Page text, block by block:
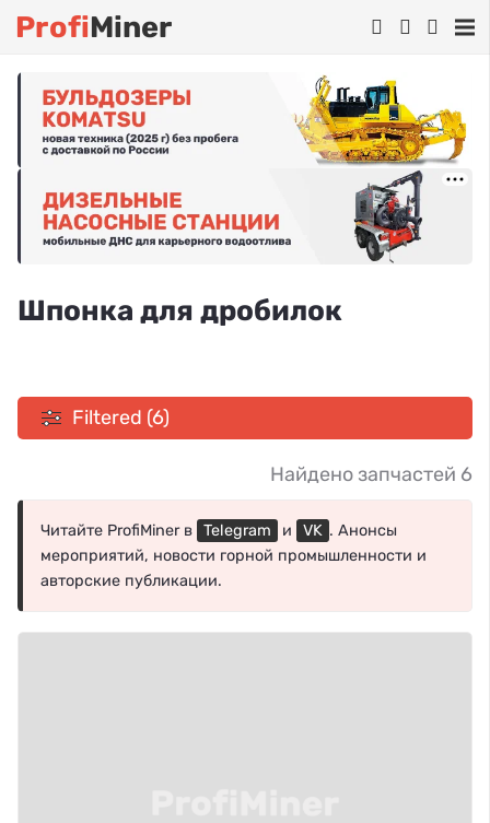
ProfiMiner
Шпонка для дробилок
Filtered (6)
Найдено запчастей 6
Читайте ProfiMiner в Telegram и VK . Анонсы
мероприятий, новости горной промышленности и
авторские публикации.